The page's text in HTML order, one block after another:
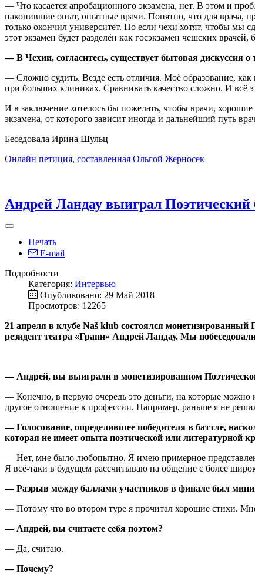
— Что касается апробационного экзамена, нет. В этом и
накопившие опыт, опытные врачи. Понятно, что для врача,
только окончил университет. Но если чехи хотят, чтобы мы
этот экзамен будет разделён как госэкзамен чешских
— В Чехии, согласитесь, существует бытовая дискуссия
— Сложно судить. Везде есть отличия. Моё образование, как
при больших клиниках. Сравнивать качество сложно. И всё
И в заключение хотелось бы пожелать, чтобы врачи,
экзамена, от которого зависит иногда и дальнейший путь
Беседовала Ирина Шульц
Онлайн петиция, составленная Ольгой Жерносек
Андрей Ландау выиграл Поэтический
Печать
E-mail
Подробности
Категория: Интервью
Опубликовано: 29 Май 2018
Просмотров: 12265
21 апреля в клубе Naš klub состоялся
резидент театра «Грани» Андрей Ландау. Мы
— Андрей, вы выиграли в монетизированном
— Конечно, в первую очередь это деньги, на которые можно
другое отношение к профессии. Например, раньше я не
— Голосование, определившее победителя в баттле,
которая не имеет опыта поэтической или
— Нет, мне было любопытно. Я имею примерное
Я всё-таки в будущем рассчитываю на общение с более
— Разрыв между баллами участников в финале был
— Потому что во втором туре я прочитал хорошие стихи.
— Андрей, вы считаете себя поэтом?
— Да, считаю.
— Почему?